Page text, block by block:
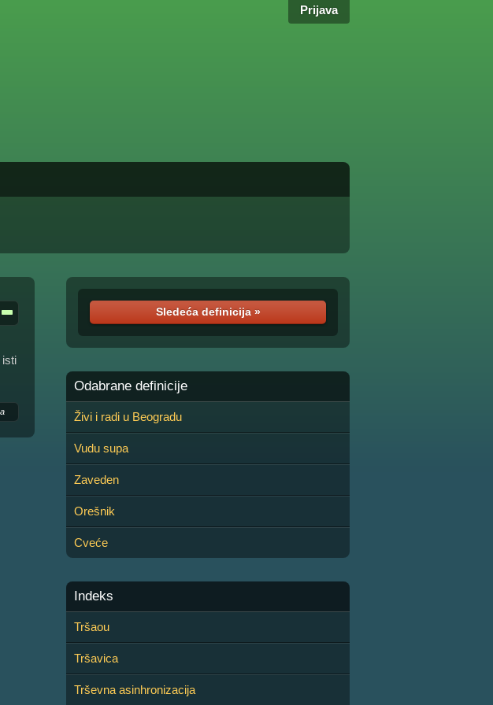
Prijava
isti
Sledeća definicija »
Odabrane definicije
Živi i radi u Beogradu
Vudu supa
Zaveden
Orešnik
Cveće
Indeks
Tršaou
Tršavica
Trševna asinhronizacija